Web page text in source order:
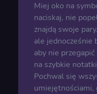
Miej oko na
naciskaj, nie
znajdą swoje
ale jednocześnie
aby nie
na szybkie
Pochwal się
umiejętnościami,